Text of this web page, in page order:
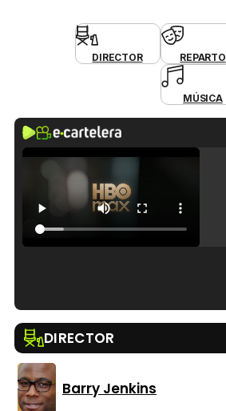
DIRECTOR REPARTO
MÚSICA
DIRECTOR
Barry Jenkins